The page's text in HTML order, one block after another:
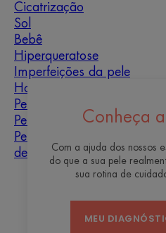
Conheça
Com a ajuda dos nossos
do que a sua pele
sua rotina de
MEU
Cicatrização
Sol
Bebê
Hiperqueratose
Imperfeições da pele
Homens
Pele mista
Pele seca
Pele seca e
desidratação
Contato Perguntas